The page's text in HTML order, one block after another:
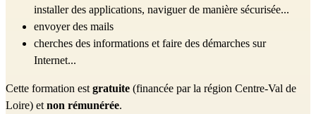
installer des applications, naviguer de manière sécurisée...
envoyer des mails
cherches des informations et faire des démarches sur
Internet...
Cette formation est gratuite (financée par la région Centre-Val de
Loire) et non rémunérée.